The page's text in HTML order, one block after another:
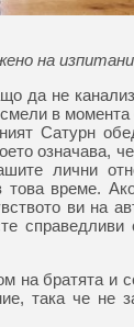
на
да не
в
Сатурн
означава,
лични
време.
ви на
справедливи
на братята и
така че не